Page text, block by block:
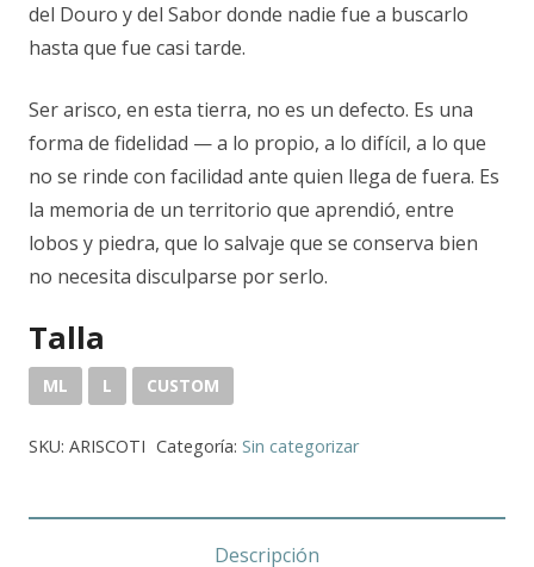
del Douro y del Sabor donde nadie fue a buscarlo
hasta que fue casi tarde.
Ser arisco, en esta tierra, no es un defecto. Es una
forma de fidelidad — a lo propio, a lo difícil, a lo que
no se rinde con facilidad ante quien llega de fuera. Es
la memoria de un territorio que aprendió, entre
lobos y piedra, que lo salvaje que se conserva bien
no necesita disculparse por serlo.
Talla
ML L CUSTOM
SKU: ARISCOTI Categoría: Sin categorizar
Descripción